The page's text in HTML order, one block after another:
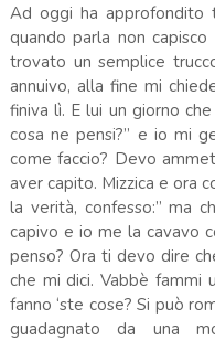
Ad oggi ha approfondito
quando parla non
trovato un semplice
annuivo, alla fine mi
finiva lì. E lui un giorno
cosa ne pensi?” e io mi
come faccio? Devo
aver capito. Mizzica e ora
la verità, confesso:” ma
capivo e io me la cavavo
penso? Ora ti devo dire
che mi dici. Vabbè fammi
fanno ‘ste cose? Si può
guadagnato da una